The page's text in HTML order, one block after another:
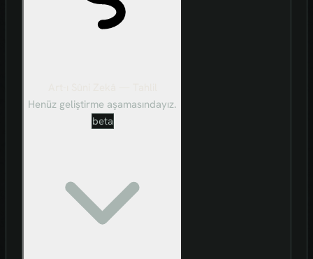
Henüz geliştirme aşamasındayız.
beta